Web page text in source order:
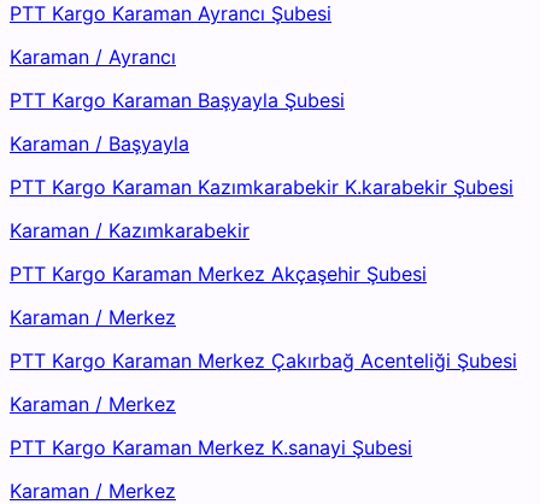
PTT Kargo Karaman Ayrancı Şubesi
Karaman / Ayrancı
PTT Kargo Karaman Başyayla Şubesi
Karaman / Başyayla
PTT Kargo Karaman Kazımkarabekir K.karabekir Şubesi
Karaman / Kazımkarabekir
PTT Kargo Karaman Merkez Akçaşehir Şubesi
Karaman / Merkez
PTT Kargo Karaman Merkez Çakırbağ Acenteliği Şubesi
Karaman / Merkez
PTT Kargo Karaman Merkez K.sanayi Şubesi
Karaman / Merkez